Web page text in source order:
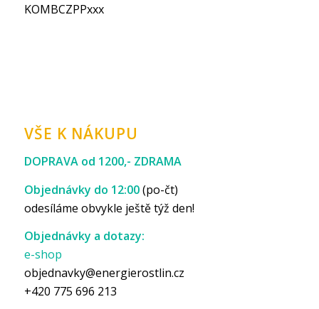
KOMBCZPPxxx
VŠE K NÁKUPU
DOPRAVA od 1200,- ZDRAMA
Objednávky do 12:00(po-čt)
odesíláme obvykle ještě týž den!
Objednávky a dotazy:
e-shop
objednavky@energierostlin.cz
+420 775 696 213